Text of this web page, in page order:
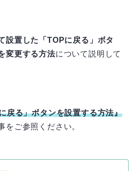
設置した「TOPに戻る」ボタ
変更する方法について説明して
戻る」ボタンを設置する方法』
をご参照ください。